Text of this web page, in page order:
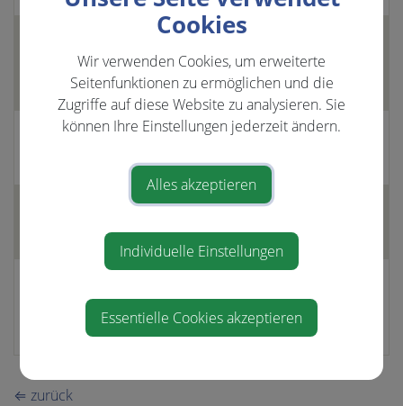
Heschl Mathias, GR Ing.
0664/4359898
office@zt-heschl.at
Bruckner Eva, GR
Mock Elisabeth, GR Dr.in
elisabeth.mock@gmx.at
0681/10760435
raimund.salzmann@gmx.at
⇐ zurück
Cookies
Wir verwenden Cookies, um erweiterte
Seitenfunktionen zu ermöglichen und die
Zugriffe auf diese Website zu analysieren. Sie
können Ihre Einstellungen jederzeit ändern.
Alles akzeptieren
Individuelle Einstellungen
Essentielle Cookies akzeptieren